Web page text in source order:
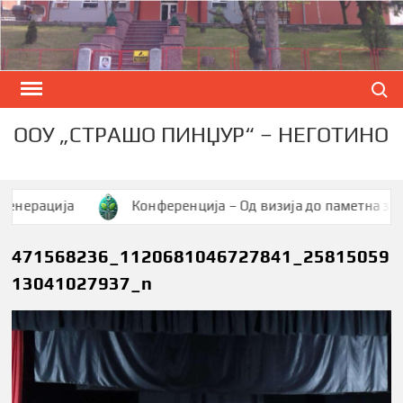
Skip
to
content
ООУ „СТРАШО ПИНЏУР“ – НЕГОТИНО
Конференција – Од визија до паметна
471568236_1120681046727841_25815059
13041027937_n